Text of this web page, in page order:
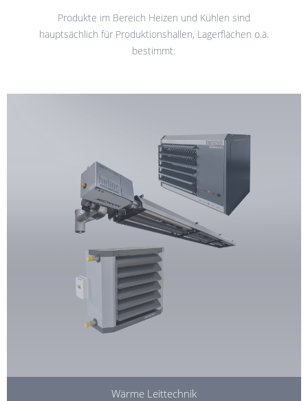
Produkte im Bereich Heizen und Kühlen sind
hauptsächlich für Produktionshallen, Lagerflächen o.ä.
bestimmt.
Wärme Leittechnik